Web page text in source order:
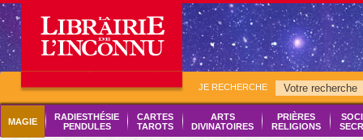
JE RECHERCHE
MAGIE
RADIESTHÉSIE
PENDULES
CARTES
TAROTS
ARTS
DIVINATOIRES
PRIÈRES
RELIGIONS